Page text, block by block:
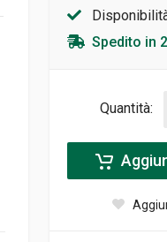
Spedito in
Quantità: